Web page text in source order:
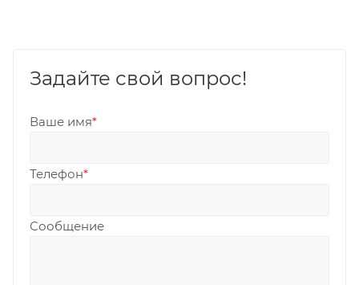
Задайте свой вопрос!
Ваше имя*
Телефон*
Сообщение